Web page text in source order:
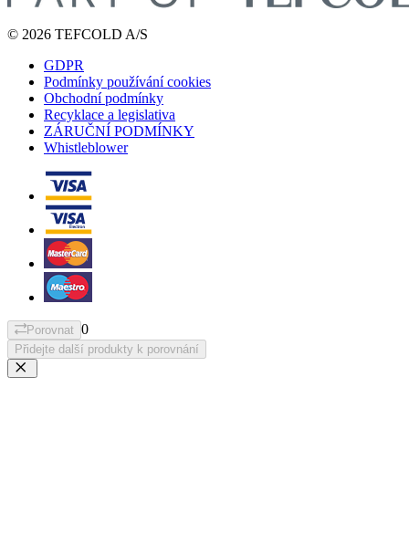
© 2026 TEFCOLD A/S
GDPR
Podmínky používání cookies
Obchodní podmínky
Recyklace a legislativa
ZÁRUČNÍ PODMÍNKY
Whistleblower
Porovnat 0
Přidejte další produkty k porovnání